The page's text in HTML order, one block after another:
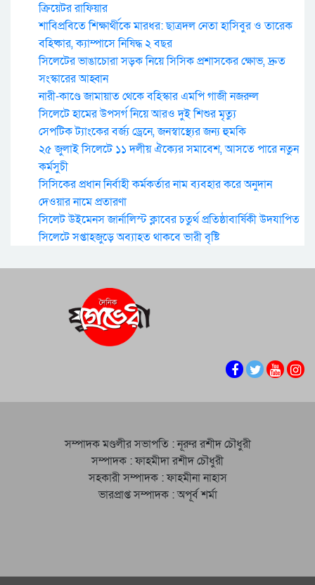
ক্রিয়েটর রাফিয়ার
শাবিপ্রবিতে শিক্ষার্থীকে মারধর: ছাত্রদল নেতা হাসিবুর ও তারেক
বহিষ্কার, ক্যাম্পাসে নিষিদ্ধ ২ বছর
সিলেটের ভাঙাচোরা সড়ক নিয়ে সিসিক প্রশাসকের ক্ষোভ, দ্রুত
সংস্কারের আহ্বান
নারী-কাণ্ডে জামায়াত থেকে বহিস্কার এমপি গাজী নজরুল
সিলেটে হামের উপসর্গ নিয়ে আরও দুই শিশুর মৃত্যু
সেপটিক ট্যাংকের বর্জ্য ড্রেনে, জনস্বাস্থ্যের জন্য হুমকি
২৫ জুলাই সিলেটে ১১ দলীয় ঐক্যের সমাবেশ, আসতে পারে নতুন
কর্মসুচী
সিসিকের প্রধান নির্বাহী কর্মকর্তার নাম ব্যবহার করে অনুদান
দেওয়ার নামে প্রতারণা
সিলেট উইমেনস জার্নালিস্ট ক্লাবের চতুর্থ প্রতিষ্ঠাবার্ষিকী উদযাপিত
সিলেটে সপ্তাহজুড়ে অব্যাহত থাকবে ভারী বৃষ্টি
সম্পাদক মণ্ডলীর সভাপতি : নূরুর রশীদ চৌধুরী
সম্পাদক : ফাহমীদা রশীদ চৌধুরী
সহকারী সম্পাদক : ফাহমীনা নাহাস
ভারপ্রাপ্ত সম্পাদক : অপূর্ব শর্মা